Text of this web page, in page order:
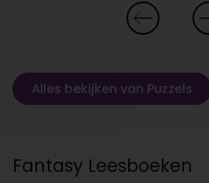
Alles bekijken van Puzzels
Fantasy Leesboeken